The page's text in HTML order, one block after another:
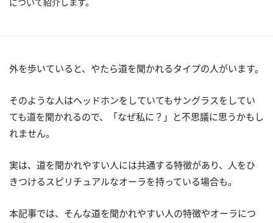
外を歩いていると、やたら道を聞かれるタイプの人がいます。
そのような人はヘッドホンをしていてもサングラスをしてい
ても道を聞かれるので、「なぜ私に？」と不思議に思うかもし
れません。
実は、道を聞かれやすい人には共通する特徴があり、人をひ
きつけるスピリチュアルなオーラを持っている場合も。
本記事では、そんな道を聞かれやすい人の特徴やオーラにつ